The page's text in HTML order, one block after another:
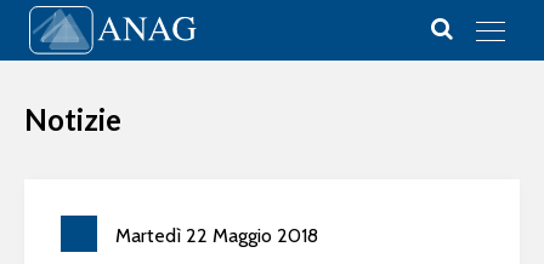
Vai al contenuto
Main Navigation
Notizie
Martedì 22 Maggio 2018